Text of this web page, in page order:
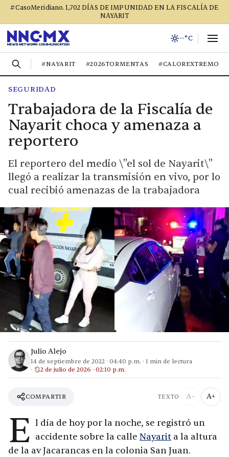
#CasoMeridiano. 1,702 DÍAS DE IMPUNIDAD EN LA FISCALÍA DE
NAYARIT
--°C
#NAYARIT #2026TORMENTAS #CALOREXTREMO
SEGURIDAD
Trabajadora de la Fiscalía de
Nayarit choca y amenaza a
reportero
El reportero del medio \"el sol de Nayarit\"
llegó a realizar la transmisión en vivo, por lo
cual recibió amenazas de la trabajadora
Julio Alejo
14 de septiembre de 2022 · 04:40 p.m. · 1 min de lectura
2 de julio de 2026 · 02:10 p.m.
COMPARTIR TEXTO A− A+
E l día de hoy por la noche, se registró un
accidente sobre la calle Nayarit a la altura
de la av Jacarancas en la colonia San Juan.